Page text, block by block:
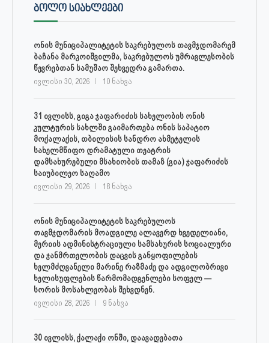
ᲑᲝᲚᲝ ᲡᲘᲐᲮᲚᲔᲔᲑᲘ
ონის მუნიციპალიტეტის საკრებულოს თავმჯდომარემ
ბაჩანა მარკოიშვილმა, საკრებულოს უმრავლესობის
წევრებთან სამუშაო შეხვედრა გამართა.
ივლისი 30, 2026 10 ნახვა
31 ივლისს, გიგა ჯაფარიძის სახელობის ონის
კულტურის სახლში გაიმართება ონის საპატიო
მოქალაქის, თბილისის სანდრო ახმეტელის
სახელმწიფო დრამატული თეატრის
დამსახურებული მსახიობის თამაზ (გია) ჯაფარიძის
საიუბილეო საღამო
ივლისი 29, 2026 18 ნახვა
ონის მუნიციპალიტეტის საკრებულოს
თავმჯდომარის მოადგილე ალავერდ ხვედელიანი,
მერიის ადმინისტრაციული სამსახურის სოციალური
და ჯანმრთელობის დაცვის განყოფილების
ხელმძღვანელი მარინე რაზმაძე და ადგილობრივი
ხელისუფლების წარმომადგენლები სოფელ —
სორის მოსახლეობას შეხვდნენ.
ივლისი 28, 2026 9 ნახვა
30 ივლისს, ქალაქი ონში, დაავადებათა